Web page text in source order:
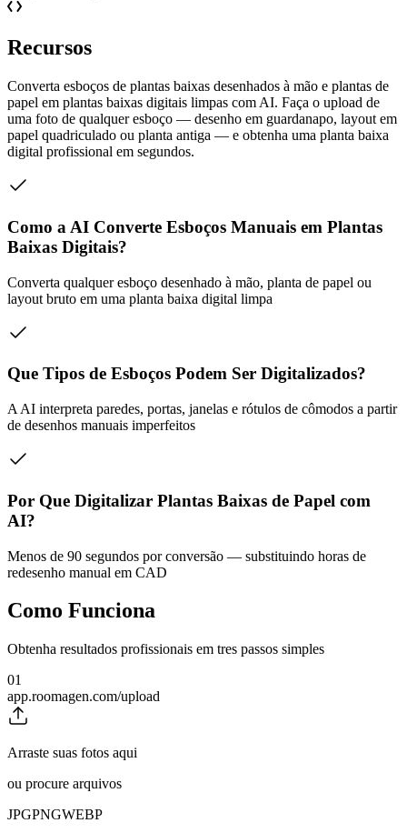
Recursos
Converta esboços de plantas baixas desenhados à mão e plantas de
papel em plantas baixas digitais limpas com AI. Faça o upload de
uma foto de qualquer esboço — desenho em guardanapo, layout em
papel quadriculado ou planta antiga — e obtenha uma planta baixa
digital profissional em segundos.
Como a AI Converte Esboços Manuais em Plantas
Baixas Digitais?
Converta qualquer esboço desenhado à mão, planta de papel ou
layout bruto em uma planta baixa digital limpa
Que Tipos de Esboços Podem Ser Digitalizados?
A AI interpreta paredes, portas, janelas e rótulos de cômodos a partir
de desenhos manuais imperfeitos
Por Que Digitalizar Plantas Baixas de Papel com
AI?
Menos de 90 segundos por conversão — substituindo horas de
redesenho manual em CAD
Como Funciona
Obtenha resultados profissionais em tres passos simples
01
app.roomagen.com/upload
Arraste suas fotos aqui
ou procure arquivos
JPGPNGWEBP